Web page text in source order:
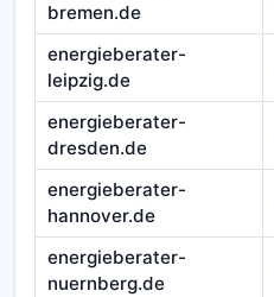
bremen.de
energieberater-
leipzig.de
energieberater-
dresden.de
energieberater-
hannover.de
energieberater-
nuernberg.de